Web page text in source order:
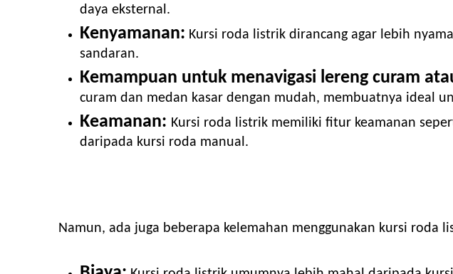
daya eksternal.
Kenyamanan: Kursi roda listrik dirancang agar lebih
sandaran.
Kemampuan untuk menavigasi lereng curam
curam dan medan kasar dengan mudah, membuatnya ideal
Keamanan: Kursi roda listrik memiliki fitur keamanan
daripada kursi roda manual.
Namun, ada juga beberapa kelemahan menggunakan kursi roda